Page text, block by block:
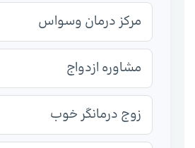
مرکز درمان وسواس
مشاوره ازدواج
زوج درمانگر خوب